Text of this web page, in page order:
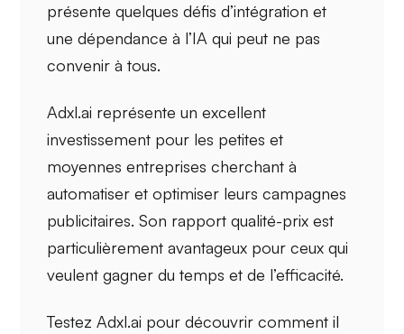
présente quelquesdéfis d’intégration et
unedépendance à l’IA qui peut ne pas
convenir à tous.
Adxl.ai représente un excellent
investissement pour les petites et
moyennes entreprises cherchant à
automatiser et optimiser leurs campagnes
publicitaires. Son rapport qualité-prix est
particulièrement avantageux pour ceux qui
veulent gagner du temps et de l’efficacité.
Testez Adxl.ai pour découvrir comment il